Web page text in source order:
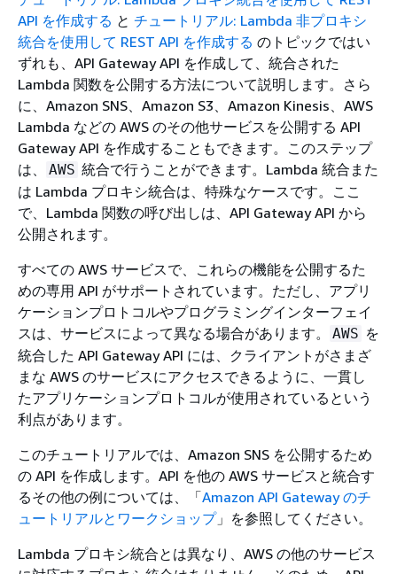
API を作成する と チュートリアル: Lambda 非プロキシ
統合を使用して REST API を作成する のトピックではい
ずれも、API Gateway API を作成して、統合された
Lambda 関数を公開する方法について説明します。さら
に、Amazon SNS、Amazon S3、Amazon Kinesis、AWS
Lambda などの AWS のその他サービスを公開する API
Gateway API を作成することもできます。このステップ
は、
AWS 統合で行うことができます。Lambda 統合また
は Lambda プロキシ統合は、特殊なケースです。ここ
で、Lambda 関数の呼び出しは、API Gateway API から
公開されます。
すべての AWS サービスで、これらの機能を公開するた
めの専用 API がサポートされています。ただし、アプリ
ケーションプロトコルやプログラミングインターフェイ
スは、サービスによって異なる場合があります。
AWS を
統合した API Gateway API には、クライアントがさまざ
まな AWS のサービスにアクセスできるように、一貫し
たアプリケーションプロトコルが使用されているという
利点があります。
このチュートリアルでは、Amazon SNS を公開するため
の API を作成します。API を他の AWS サービスと統合す
るその他の例については、「Amazon API Gateway のチ
ュートリアルとワークショップ」を参照してください。
Lambda プロキシ統合とは異なり、AWS の他のサービス